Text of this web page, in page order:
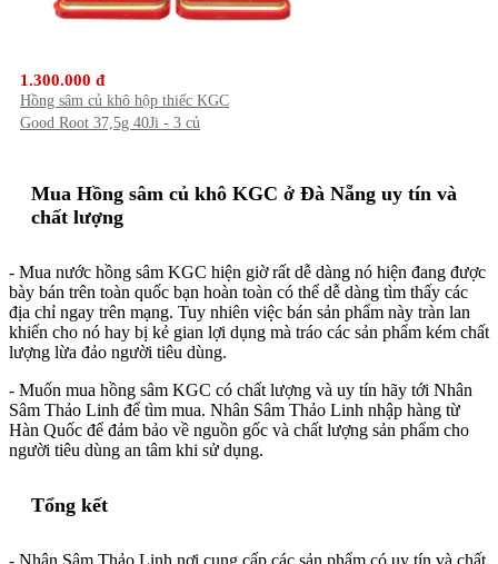
1.300.000 đ
Hồng sâm củ khô hộp thiếc KGC
Good Root 37,5g 40Ji - 3 củ
Mua Hồng sâm củ khô KGC ở Đà Nẵng uy tín và
chất lượng
- Mua nước hồng sâm KGC hiện giờ rất dễ dàng nó hiện đang được
bày bán trên toàn quốc bạn hoàn toàn có thể dễ dàng tìm thấy các
địa chỉ ngay trên mạng. Tuy nhiên việc bán sản phẩm này tràn lan
khiến cho nó hay bị kẻ gian lợi dụng mà tráo các sản phẩm kém chất
lượng lừa đảo người tiêu dùng.
- Muốn mua hồng sâm KGC có chất lượng và uy tín hãy tới Nhân
Sâm Thảo Linh để tìm mua. Nhân Sâm Thảo Linh nhập hàng từ
Hàn Quốc để đảm bảo về nguồn gốc và chất lượng sản phẩm cho
người tiêu dùng an tâm khi sử dụng.
Tổng kết